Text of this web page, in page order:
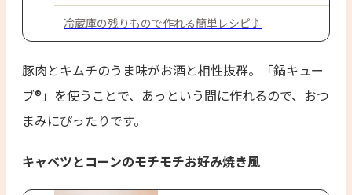
冷蔵庫の残りもので作れる簡単レシピ♪
豚肉とキムチのうま味がお酒と相性抜群。「鍋キュー
ブ®」を使うことで、あっという間に作れるので、おつ
まみにぴったりです。
キャベツとコーンのモチモチお好み焼き風